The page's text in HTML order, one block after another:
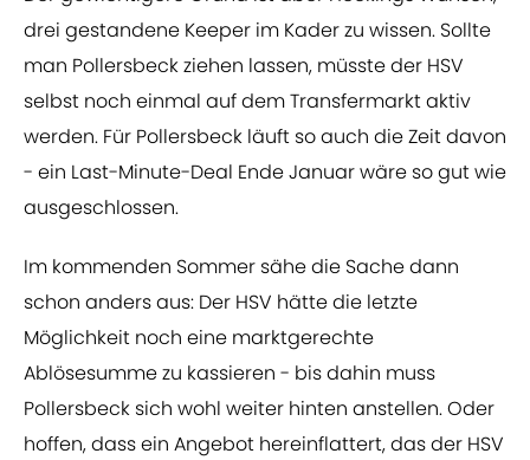
drei gestandene Keeper im Kader zu wissen. Sollte
man Pollersbeck ziehen lassen, müsste der HSV
selbst noch einmal auf dem Transfermarkt aktiv
werden. Für Pollersbeck läuft so auch die Zeit davon
- ein Last-Minute-Deal Ende Januar wäre so gut wie
ausgeschlossen.
Im kommenden Sommer sähe die Sache dann
schon anders aus: Der HSV hätte die letzte
Möglichkeit noch eine marktgerechte
Ablösesumme zu kassieren - bis dahin muss
Pollersbeck sich wohl weiter hinten anstellen. Oder
hoffen, dass ein Angebot hereinflattert, das der HSV